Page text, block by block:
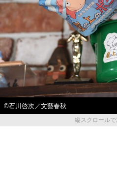
©石川啓次／文藝春秋
縦スクロール